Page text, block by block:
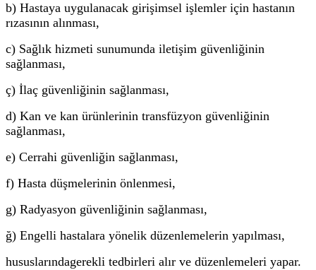
b) Hastaya uygulanacak girişimsel işlemler için hastanın
rızasının alınması,
c) Sağlık hizmeti sunumunda iletişim güvenliğinin
sağlanması,
ç) İlaç güvenliğinin sağlanması,
d) Kan ve kan ürünlerinin transfüzyon güvenliğinin
sağlanması,
e) Cerrahi güvenliğin sağlanması,
f) Hasta düşmelerinin önlenmesi,
g) Radyasyon güvenliğinin sağlanması,
ğ) Engelli hastalara yönelik düzenlemelerin yapılması,
hususlarındagerekli tedbirleri alır ve düzenlemeleri yapar.